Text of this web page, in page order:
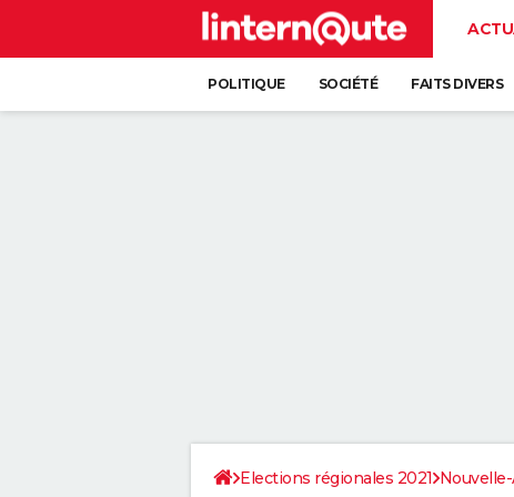
POLITIQUE SOCIÉTÉ FAITS DIVERS
Elections régionales 2021